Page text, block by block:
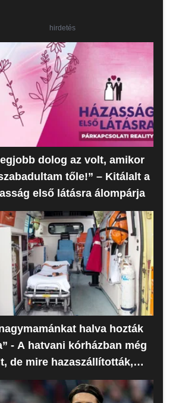
hirdetés
dolog az volt, amikor
tőle!” – Kitálalt a
első látásra álompárja
halva hozták
- A hatvani kórházban még
de mire hazaszállították,
meghalt az idős nő